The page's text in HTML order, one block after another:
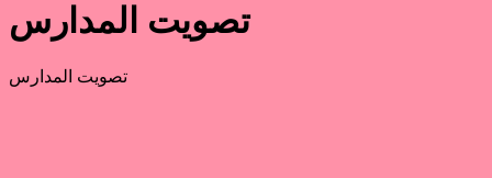
تصويت المدارس
تصويت المدارس